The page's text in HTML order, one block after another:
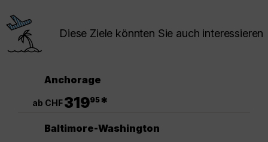
Diese Ziele könnten Sie auch interessieren
Anchorage
ab CHF31995*
Baltimore-Washington